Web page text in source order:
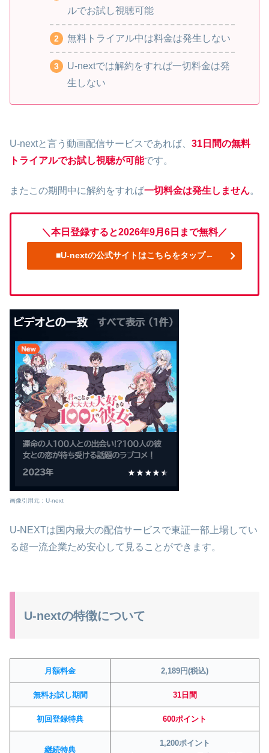
ルでお試し視聴可能
無料トライアル中は料金は発生しない
U-nextでは解約をすれば一切料金は発
生しない
U-nextと言う動画配信サービスであれば、 31日間の無料
トライアルでお試し視聴が可能です。
またこの期間中に解約をすれば一切料金は発生しません。
＼本日登録すると2026年9月6日まで無料／
■U-nextの公式サイトはこちらをタップ←
画像引用元：U-next
U-NEXTは国内最大の配信サービスで東証一部上場してい
る超一流企業ため安心して見ることができます。
U-nextの特徴について
月額料金 2,189円(税込)
無料お試し期間 31日間
初回登録特典 600ポイント
継続特典
1,200ポイント